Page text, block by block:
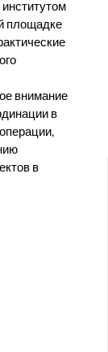
площадке
внимание
в
в